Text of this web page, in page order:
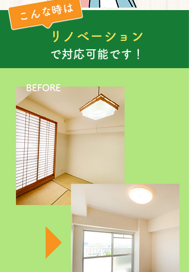
こんな時は
リノベーション
で対応可能です！
BEFORE